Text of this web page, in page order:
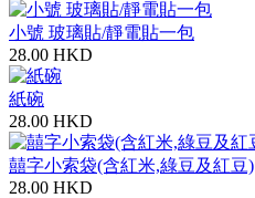
小號 玻璃貼/靜電貼一包
28.00 HKD
紙碗
28.00 HKD
囍字小索袋(含紅米,綠豆及紅豆)
28.00 HKD